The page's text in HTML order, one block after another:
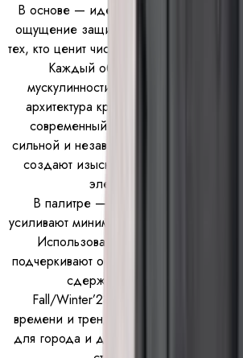
В основе — идея герметичных
ощущение защищённости и
тех, кто ценит чистоту линий,
Каждый образ коллекции
мускулинности и женственности.
архитектура кроя и безупречные
современный образ женщины,
сильной и независимой. При этом
создают изысканный баланс,
элегантность и
В палитре — глубокие нейтральные
усиливают минимализм и делают
Использованные материалы
подчеркивают основную идею
сдержанную роскошь и
Fall/Winter’23 — это одежда,
времени и трендам. Это визуальная
для города и для женщин, которые